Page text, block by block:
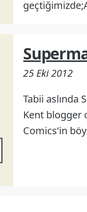
25 Eki 2012
Tabii aslında
Kent blogger
Comics‘in